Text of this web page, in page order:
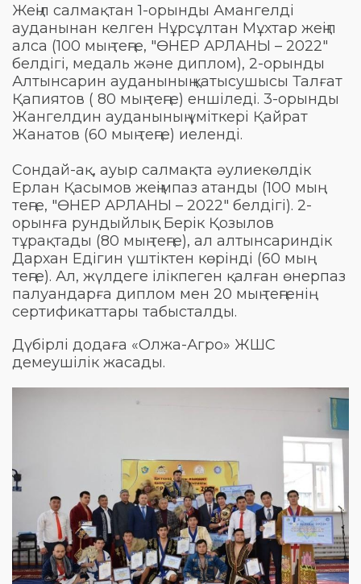
Жеңіл салмақтан 1-орынды Амангелді
ауданынан келген Нұрсұлтан Мұхтар жеңіп
алса (100 мың теңге, "ӨНЕР АРЛАНЫ – 2022"
белдігі, медаль және диплом), 2-орынды
Алтынсарин ауданының қатысушысы Талғат
Қапиятов ( 80 мың теңге) еншіледі. 3-орынды
Жангелдин ауданының үміткері Қайрат
Жанатов (60 мың теңге) иеленді.
Сондай-ақ, ауыр салмақта әулиекөлдік
Ерлан Қасымов жеңімпаз атанды (100 мың
теңге, "ӨНЕР АРЛАНЫ – 2022" белдігі). 2-
орынға рундыйлық Берік Қозылов
тұрақтады (80 мың теңге), ал алтынсариндік
Дархан Едігин үштіктен көрінді (60 мың
теңге). Ал, жүлдеге ілікпеген қалған өнерпаз
палуандарға диплом мен 20 мың теңгенің
сертификаттары табысталды.
Дүбірлі додаға «Олжа-Агро» ЖШС
демеушілік жасады.